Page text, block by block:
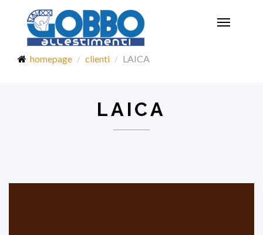
homepage clienti LAICA
Toggle
LAICA